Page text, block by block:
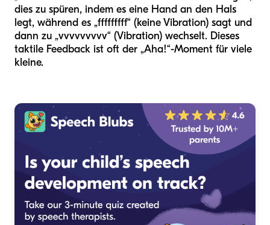
dies zu spüren, indem es eine Hand an den Hals
legt, während es „fffffffff“ (keine Vibration) sagt und
dann zu „vvvvvvvvv“ (Vibration) wechselt. Dieses
taktile Feedback ist oft der „Aha!“-Moment für viele
kleine.